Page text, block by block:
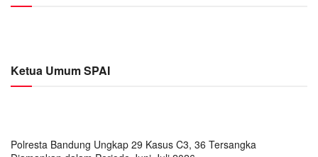
Ketua Umum SPAI
Polresta Bandung Ungkap 29 Kasus C3, 36 Tersangka